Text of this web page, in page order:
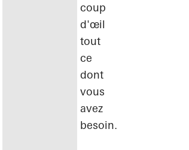
coup
d'œil
tout
ce
dont
vous
avez
besoin.